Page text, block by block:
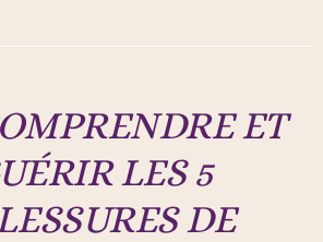
ET
LES 5
DE